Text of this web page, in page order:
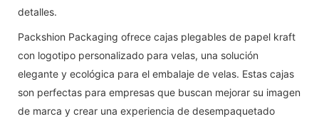
detalles.
Packshion Packaging ofrece cajas plegables de papel kraft
con logotipo personalizado para velas, una solución
elegante y ecológica para el embalaje de velas. Estas cajas
son perfectas para empresas que buscan mejorar su imagen
de marca y crear una experiencia de desempaquetado